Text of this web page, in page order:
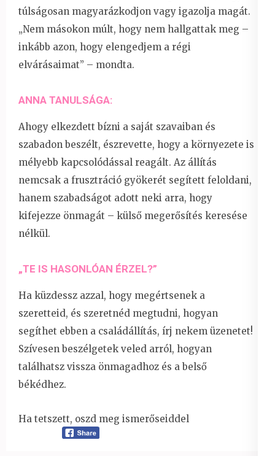
túlságosan magyarázkodjon vagy igazolja magát.
„Nem másokon múlt, hogy nem hallgattak meg –
inkább azon, hogy elengedjem a régi
elvárásaimat” – mondta.
ANNA TANULSÁGA:
Ahogy elkezdett bízni a saját szavaiban és
szabadon beszélt, észrevette, hogy a környezete is
mélyebb kapcsolódással reagált. Az állítás
nemcsak a frusztráció gyökerét segített feloldani,
hanem szabadságot adott neki arra, hogy
kifejezze önmagát – külső megerősítés keresése
nélkül.
„TE IS HASONLÓAN ÉRZEL?”
Ha küzdessz azzal, hogy megértsenek a
szeretteid, és szeretnéd megtudni, hogyan
segíthet ebben a családállítás, írj nekem üzenetet!
Szívesen beszélgetek veled arról, hogyan
találhatsz vissza önmagadhoz és a belső
békédhez.
Ha tetszett, oszd meg ismerőseiddel